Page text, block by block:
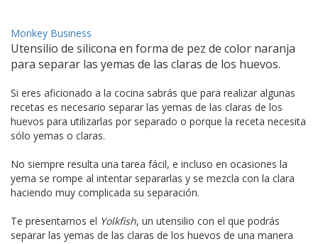
Monkey Business
Utensilio de silicona en forma de pez de color naranja
para separar las yemas de las claras de los huevos.
Si eres aficionado a la cocina sabrás que para realizar algunas
recetas es necesario separar las yemas de las claras de los
huevos para utilizarlas por separado o porque la receta necesita
sólo yemas o claras.
No siempre resulta una tarea fácil, e incluso en ocasiones la
yema se rompe al intentar separarlas y se mezcla con la clara
haciendo muy complicada su separación.
Te presentamos el Yolkfish, un utensilio con el que podrás
separar las yemas de las claras de los huevos de una manera